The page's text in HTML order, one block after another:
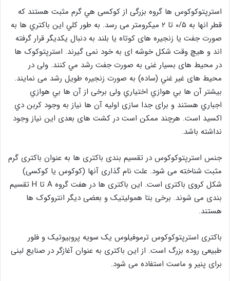
استرپتوكوکوس ها گروه بزرگی از کوکسی هي گرم مثبت هستند که
قطر انها به ۰/۵ تا ۲ میکرومتر می‌ رسد. به طور کلي اين باکتري ها به‌
صورت جفت یا زنجیره‌ های کوتاه یا بلند به دنبال یکدیگر قرار گرفته
اند و هیچ‌ وقت شکل خوشه‌ ای به خود نمی‌ گیرند. استرپتوکوک ها
در محیط‌ های بسیار غنی به‌ صورت جفت رشد مي کنند. ولی در
محیط‌ های غير غني (ساده) به‌ صورت زنجیره‌ طویل رشد می‌ نمايند.
بيشتر آن‌ ها بي‌ هوازي اختياري ولی برخی از آن‌ ها بي‌ هوازي
اجباري هستند و برای جدا سازی اولیه آن‌ ها نیاز به وجود کربن دي
اکسيد است. هرچند ممکن است در کشت‌ های بعدی این نیاز وجود
نداشته باشد.
جنس استرپتوکوکوس در تقسیم بندی باکتری ها به عنوان باکتری گرم
مثبت شناخته می شود. علت نام گذاری آنها (کوکوس یا کوکسی)
شکل کروی باکتری است. این باکتری ها در هفت گروه A تا H تقسیم
بندی می شوند. برخی بتا همولیتیک و بعضی دیگر انتروکوک ها
هستند.
باکتری استرپتوکوکوس ترموفیلوس یک سویه پروبیوتیک و فلور
طبیعی روده بزرگ است. از این باکتری به عنوان آغازگر در صنایع لبنی
برای پنیر و ماست استفاده می شود.